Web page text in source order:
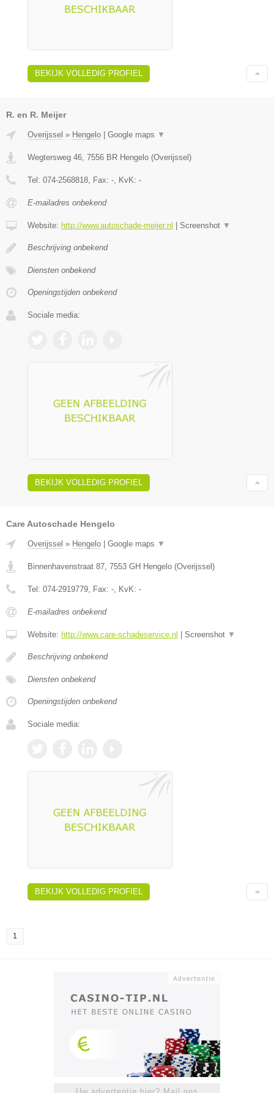
BEKIJK VOLLEDIG PROFIEL
R. en R. Meijer
Overijssel » Hengelo Google maps ▼
Wegtersweg 46, 7556 BR Hengelo (Overijssel )
Tel: 074-2568818, Fax: -, KvK: -
E-mailadres onbekend
Website: http://www.autoschade-meijer.nl Screenshot ▼
Beschrijving onbekend
Diensten onbekend
Openingstijden onbekend
Sociale media:
BEKIJK VOLLEDIG PROFIEL
Care Autoschade Hengelo
Overijssel » Hengelo Google maps ▼
Binnenhavenstraat 87, 7553 GH Hengelo (Overijssel )
Tel: 074-2919779, Fax: -, KvK: -
E-mailadres onbekend
Website: http://www.care-schadeservice.nl Screenshot ▼
Beschrijving onbekend
Diensten onbekend
Openingstijden onbekend
Sociale media:
BEKIJK VOLLEDIG PROFIEL
1